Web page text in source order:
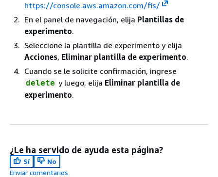
https://console.aws.amazon.com/fis/
En el panel de navegación, elija Plantillas de
experimento.
Seleccione la plantilla de experimento y elija
Acciones, Eliminar plantilla de experimento.
Cuando se le solicite confirmación, ingrese
delete y luego, elija Eliminar plantilla de
experimento.
¿Le ha servido de ayuda esta página?
Sí
No
Enviar comentarios